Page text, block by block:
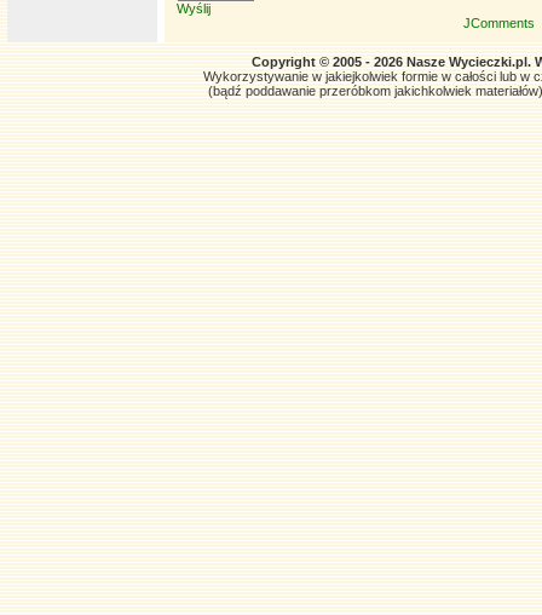
Wyślij
JComments
Copyright © 2005 - 2026 Nasze Wycieczki.pl.
Wykorzystywanie w jakiejkolwiek formie w całości lub w
(bądź poddawanie przeróbkom jakichkolwiek